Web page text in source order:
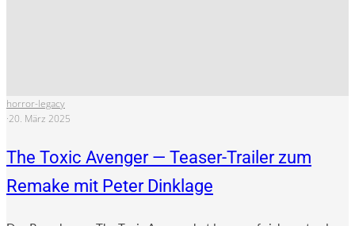
horror-legacy
·20. März 2025
The Toxic Avenger — Teaser-Trailer zum
Remake mit Peter Dinklage